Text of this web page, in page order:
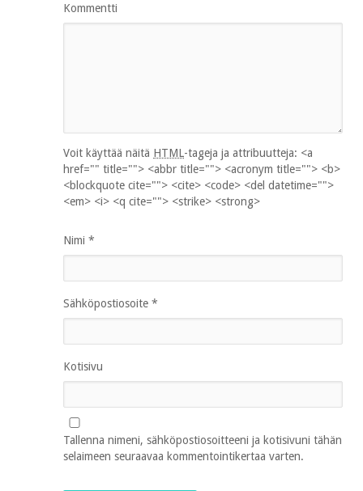
Kommentti
Voit käyttää näitä HTML-tageja ja attribuutteja: <a
href="" title=""> <abbr title=""> <acronym title=""> <b>
<blockquote cite=""> <cite> <code> <del datetime="">
<em> <i> <q cite=""> <strike> <strong>
Nimi *
Sähköpostiosoite *
Kotisivu
Tallenna nimeni, sähköpostiosoitteeni ja kotisivuni tähän
selaimeen seuraavaa kommentointikertaa varten.